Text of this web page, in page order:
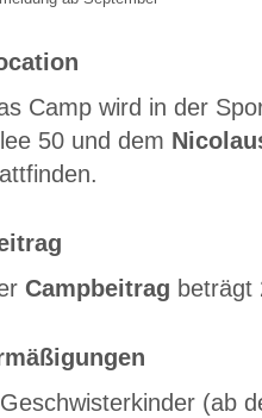
Camp wird in der
50 und dem
Campbeitrag beträgt
(ab